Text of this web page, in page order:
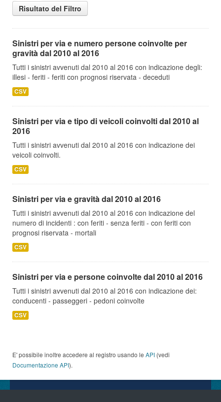
Risultato del Filtro
Sinistri per via e numero persone coinvolte per
gravità dal 2010 al 2016
Tutti i sinistri avvenuti dal 2010 al 2016 con indicazione degli:
illesi - feriti - feriti con prognosi riservata - deceduti
CSV
Sinistri per via e tipo di veicoli coinvolti dal 2010 al
2016
Tutti i sinistri avvenuti dal 2010 al 2016 con indicazione dei
veicoli coinvolti.
CSV
Sinistri per via e gravità dal 2010 al 2016
Tutti i sinistri avvenuti dal 2010 al 2016 con indicazione del
numero di incidenti : con feriti - senza feriti - con feriti con
prognosi riservata - mortali
CSV
Sinistri per via e persone coinvolte dal 2010 al 2016
Tutti i sinistri avvenuti dal 2010 al 2016 con indicazione dei:
conducenti - passeggeri - pedoni coinvolte
CSV
E' possibile inoltre accedere al registro usando le API (vedi
Documentazione API).